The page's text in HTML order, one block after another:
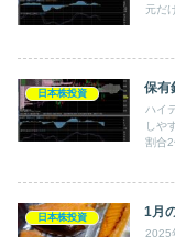
元だ
日本株投資 保有
ハイ
しや
割合2
日本株投資 1月
2025